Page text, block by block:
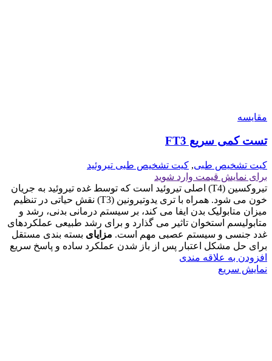
مقايسه
تست کمی سریع FT3
کیت تشخیص طبی, کیت تشخیص طبی تيروئيد
برای نمایش قیمت وارد شوید
تیروکسین (T4) اصلی تیروئید است که توسط غده تیروئید به جریان
خون می شود. همراه با تری یدوتیرونین (T3) نقش حیاتی در تنظیم
میزان متابولیک بدن ایفا می کند، بر سیستم درمانی بدنی، رشد و
متابولیسم استخوان تاثیر می گذارد و برای رشد طبیعی عملکردهای
غدد جنسی و سیستم عصبی مهم است. مزایای بسته بندی مستقل
برای حل مشکل اعتبار پس از باز شدن عملکرد ساده و پاسخ سریع
افزودن به علاقه مندی
نمایش سریع